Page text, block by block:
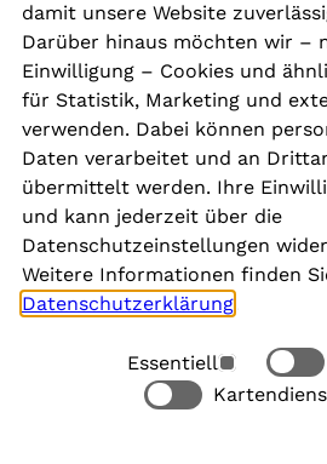
Kontakt
Presse
Aktuelles
Karriere
Newsletter
Social Media
Rechtliches
damit unsere Website
Darüber hinaus möchten wir –
Einwilligung – Cookies und
für Statistik, Marketing und
verwenden. Dabei können
Daten verarbeitet und an
übermittelt werden. Ihre
und kann jederzeit über die
Datenschutzeinstellungen
Weitere Informationen finden
Datenschutzerklärung
Essentiell